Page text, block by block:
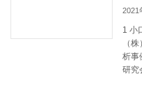
2021
1 小
（
析事
研究